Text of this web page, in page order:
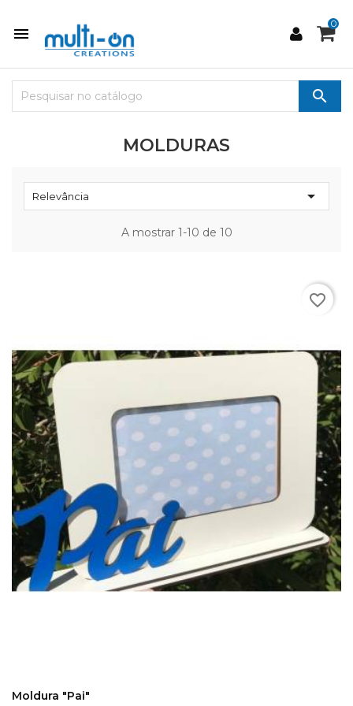

0

MOLDURAS
Relevância 
A mostrar 1-10 de 10
Moldura "Pai"
favorite_border